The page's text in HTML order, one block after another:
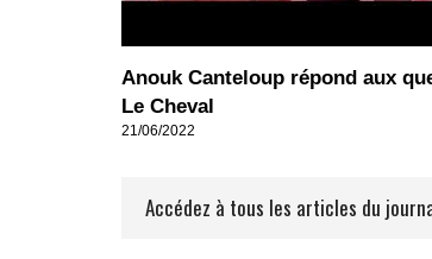
Anouk Canteloup répond aux
Le Cheval
21/06/2022
Accédez à tous les articles du